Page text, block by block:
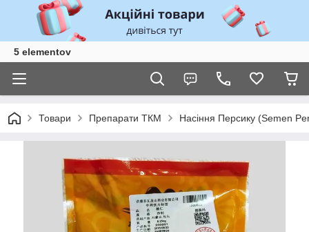
5 elementov
Товари Препарати ТКМ Насіння Персику (Semen